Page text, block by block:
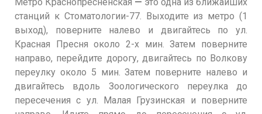
станций к Стоматологии-77. Выходите из метро (1
выход), поверните налево и двигайтесь по ул.
Красная Пресня около 2-х мин. Затем поверните
направо, перейдите дорогу, двигайтесь по Волкову
переулку около 5 мин. Затем поверните налево и
двигайтесь вдоль Зоологического переулка до
пересечения с ул. Малая Грузинская и поверните